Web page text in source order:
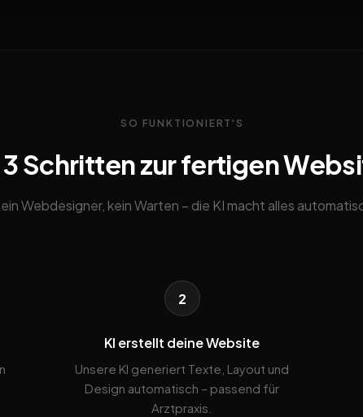
SO FUNKTIONIERT'S
3 Schritten zur fertigen
Webdesigner, kein Warten – die KI macht alles
2
KI erstellt deine Website
Unsere KI generiert Texte, Layout und
Design automatisch – passend für
Arztpraxis.